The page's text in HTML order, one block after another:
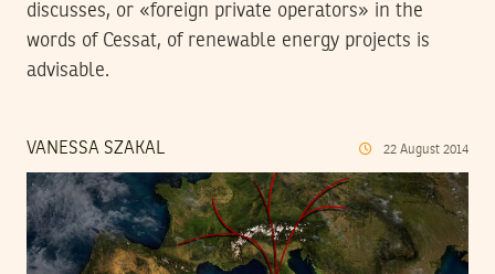
discusses, or «foreign private operators» in the
words of Cessat, of renewable energy projects is
advisable.
VANESSA SZAKAL 22 August 2014